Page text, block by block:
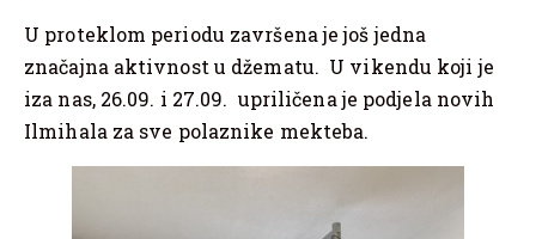
U proteklom periodu završena je još jedna
značajna aktivnost u džematu. U vikendu koji je
iza nas, 26.09. i 27.09. upriličena je podjela novih
Ilmihala za sve polaznike mekteba.